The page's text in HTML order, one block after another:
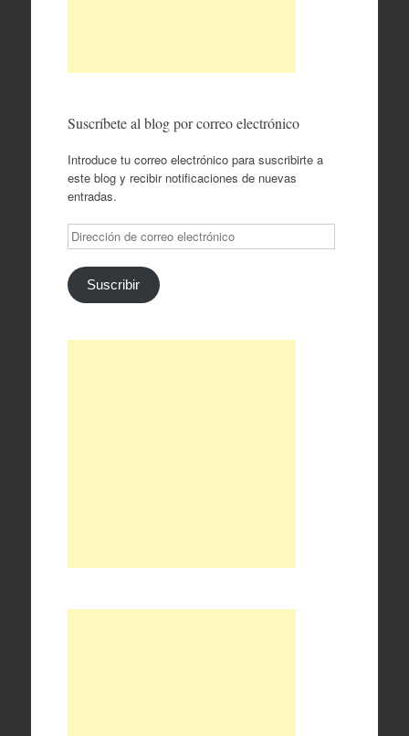
Suscríbete al blog por correo electrónico
Introduce tu correo electrónico para suscribirte a
este blog y recibir notificaciones de nuevas
entradas.
Dirección
de
correo
electrónico
Suscribir